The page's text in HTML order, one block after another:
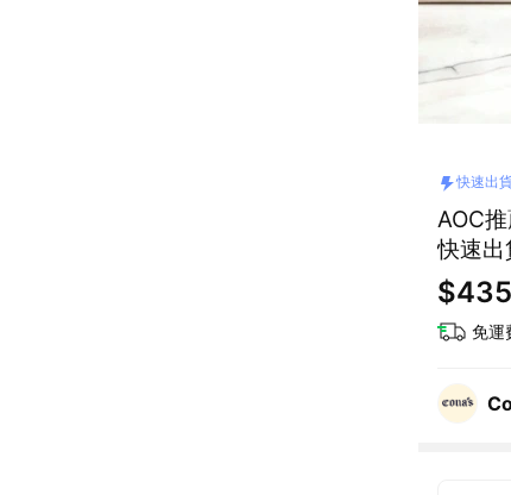
快速出
AOC
快速出
$435
免運